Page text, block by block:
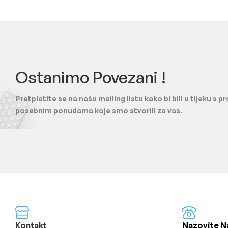
Ostanimo Povezani !
Pretplatite se na našu mailing listu kako bi bili u tijeku s
posebnim ponudama koje smo stvorili za vas.
Kontakt Nazovite